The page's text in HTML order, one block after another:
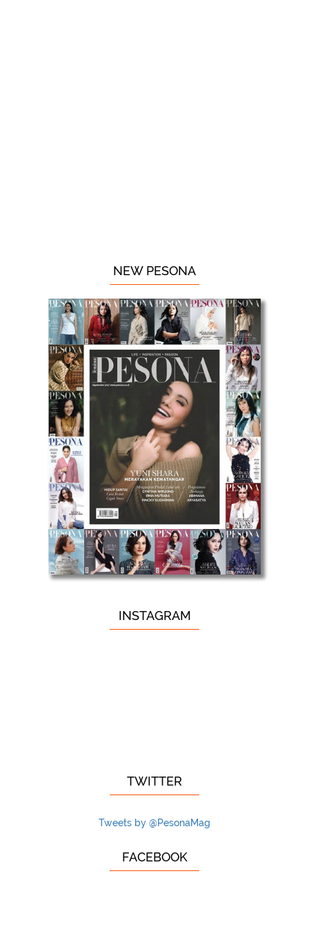
NEW PESONA
INSTAGRAM
TWITTER
Tweets by @PesonaMag
FACEBOOK